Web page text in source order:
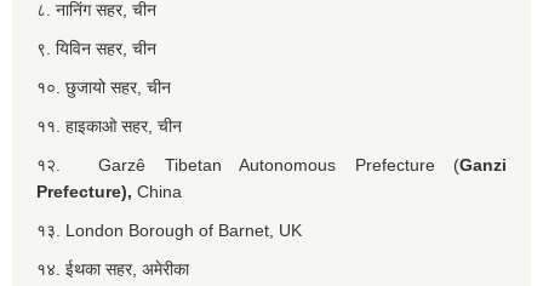
८. नानिंग सहर, चीन
९. यिविन सहर, चीन
१०. छुजायो सहर, चीन
११. हाइकाओ सहर, चीन
१२. Garzê Tibetan Autonomous Prefecture (Ganzi
Prefecture), China
१३. London Borough of Barnet, UK
१४. ईथका सहर, अमेरीका